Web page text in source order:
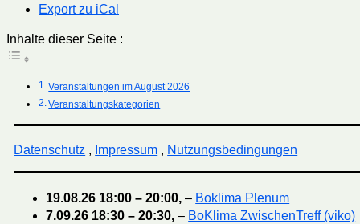
Export zu iCal
Inhalte dieser Seite :
Veranstaltungen im August 2026
Veranstaltungskategorien
Datenschutz , Impressum , Nutzungsbedingungen
19.08.26 18:00 – 20:00,– Boklima Plenum
7.09.26 18:30 – 20:30,– BoKlima ZwischenTreff (viko)